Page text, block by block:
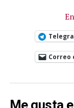
Correo